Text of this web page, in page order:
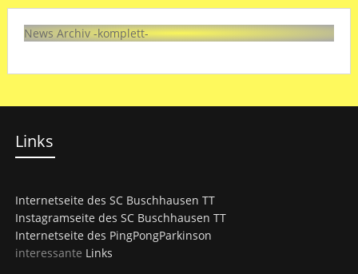
News Archiv -komplett-
Links
Internetseite des SC Buschhausen TT
Instagramseite des SC Buschhausen TT
Internetseite des PingPongParkinson
interessante Links